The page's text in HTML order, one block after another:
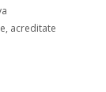
acreditate